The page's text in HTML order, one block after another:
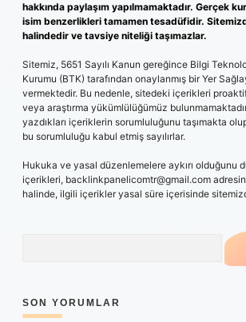
hakkında paylaşım yapılmamaktadır. Gerçek
isim benzerlikleri tamamen tesadüfidir.
halindedir ve tavsiye niteliği taşımazlar.
Sitemiz, 5651 Sayılı Kanun gereğince Bilgi
Kurumu (BTK) tarafından onaylanmış bir Yer
vermektedir. Bu nedenle, sitedeki içerikleri
veya araştırma yükümlülüğümüz
yazdıkları içeriklerin sorumluluğunu taşımakta
bu sorumluluğu kabul etmiş sayılırlar.
Hukuka ve yasal düzenlemelere aykırı olduğunu
içerikleri, backlinkpanelicomtr@gmail.com
halinde, ilgili içerikler yasal süre içerisinde
SON YORUMLAR